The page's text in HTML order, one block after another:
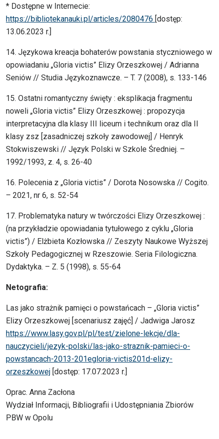
* Dostępne w Internecie:
https://bibliotekanauki.pl/articles/2080476 [dostęp:
13.06.2023 r.]
14. Językowa kreacja bohaterów powstania styczniowego w
opowiadaniu „Gloria victis” Elizy Orzeszkowej / Adrianna
Seniów // Studia Językoznawcze. – T. 7 (2008), s. 133-146
15. Ostatni romantyczny święty : eksplikacja fragmentu
noweli „Gloria victis” Elizy Orzeszkowej : propozycja
interpretacyjna dla klasy III liceum i technikum oraz dla II
klasy zsz [zasadniczej szkoły zawodowej] / Henryk
Stokwiszewski // Język Polski w Szkole Średniej. –
1992/1993, z. 4, s. 26-40
16. Polecenia z „Gloria victis” / Dorota Nosowska // Cogito.
– 2021, nr 6, s. 52-54
17. Problematyka natury w twórczości Elizy Orzeszkowej :
(na przykładzie opowiadania tytułowego z cyklu „Gloria
victis”) / Elżbieta Kozłowska // Zeszyty Naukowe Wyższej
Szkoły Pedagogicznej w Rzeszowie. Seria Filologiczna.
Dydaktyka. – Z. 5 (1998), s. 55-64
Netografia:
Las jako strażnik pamięci o powstańcach – „Gloria victis”
Elizy Orzeszkowej [scenariusz zajęć] / Jadwiga Jarosz
https://www.lasy.gov.pl/pl/test/zielone-lekcje/dla-
nauczycieli/jezyk-polski/las-jako-straznik-pamieci-o-
powstancach-2013-201egloria-victis201d-elizy-
orzeszkowej [dostęp: 17.07.2023 r.]
Oprac. Anna Zacłona
Wydział Informacji, Bibliografii i Udostępniania Zbiorów
PBW w Opolu